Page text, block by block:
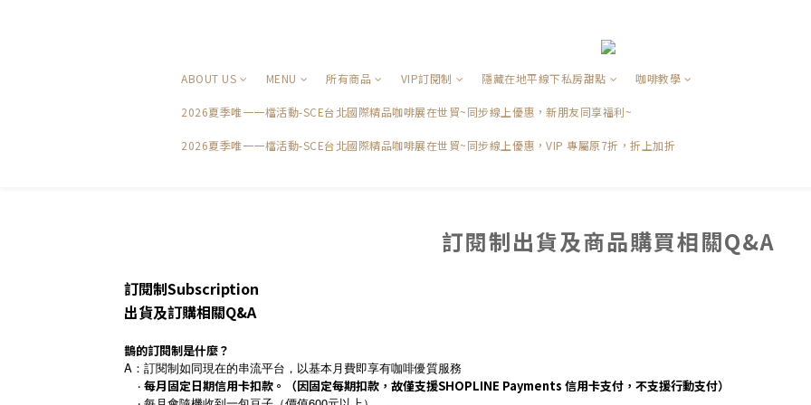
ABOUT US MENU 所有商品 VIP訂閱制 隱藏在地平線下私房甜點 咖啡教學
2026夏季唯一一檔活動-SCE台北國際精品咖啡展在世貿~同步線上優惠，新朋友同享福利~
2026夏季唯一一檔活動-SCE台北國際精品咖啡展在世貿~同步線上優惠，VIP 專屬原7折，折上加折
訂閱制出貨及商品購買相關Q&A
訂閱制Subscription
出貨及訂購相關Q&A
鵲的訂閱制是什麼？
A：訂閱制如同現在的串流平台，以基本月費即享有咖啡優質服務
‧ 每月固定日期信用卡扣款。（因固定每期扣款，故僅支援SHOPLINE Payments 信用卡支付，不支援行動支付）